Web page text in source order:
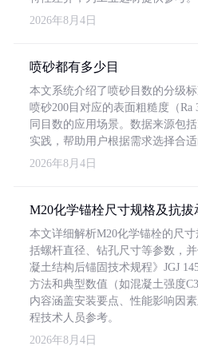
2026年8月4日
喷砂都有多少目
本文系统介绍了喷砂目数的分级
喷砂200目对应的表面粗糙度（Ra
同目数的应用场景。数据来源包
实践，帮助用户根据需求选择合适
2026年8月4日
M20化学锚栓尺寸规格及抗拔
本文详细解析M20化学锚栓的尺
括螺杆直径、钻孔尺寸等参数，
凝土结构后锚固技术规程》JGJ
方法和典型数值（如混凝土强度
内容涵盖安装要点、性能影响因
程技术人员参考。
2026年8月4日